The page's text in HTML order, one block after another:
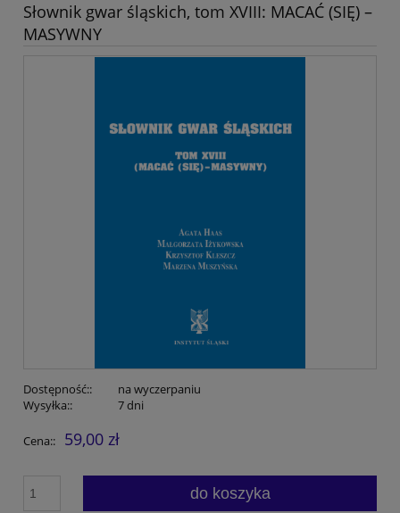
Słownik gwar śląskich, tom XVIII: MACAĆ (SIĘ) –
MASYWNY
Dostępność::
na wyczerpaniu
Wysyłka::
7 dni
Cena:: 59,00 zł
do koszyka